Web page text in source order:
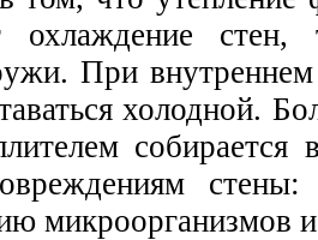
охлаждение стен,
При
холодной.
собирается
стены:
микроорганизмов